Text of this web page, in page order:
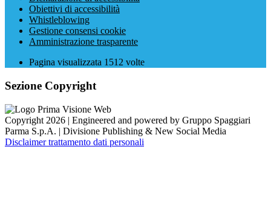
Obiettivi di accessibilità
Whistleblowing
Gestione consensi cookie
Amministrazione trasparente
Pagina visualizzata 1512 volte
Sezione Copyright
Copyright 2026 | Engineered and powered by Gruppo Spaggiari
Parma S.p.A. | Divisione Publishing & New Social Media
Disclaimer trattamento dati personali